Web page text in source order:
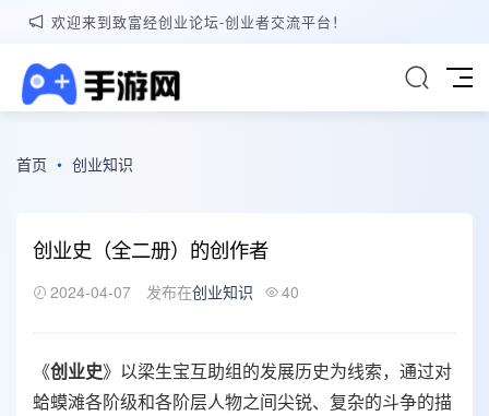
欢迎来到致富经创业论坛-创业者交流平台！
首页 • 创业知识
创业史（全二册）的创作者
2024-04-07 发布在创业知识 40
《创业史》以梁生宝互助组的发展历史为线索，通过对
蛤蟆滩各阶级和各阶层人物之间尖锐、复杂的斗争的描